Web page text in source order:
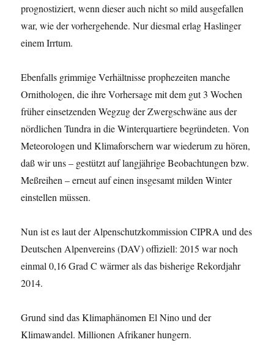
prognostiziert, wenn dieser auch nicht so mild ausgefallen
war, wie der vorhergehende. Nur diesmal erlag Haslinger
einem Irrtum.
Ebenfalls grimmige Verhältnisse prophezeiten manche
Ornithologen, die ihre Vorhersage mit dem gut 3 Wochen
früher einsetzenden Wegzug der Zwergschwäne aus der
nördlichen Tundra in die Winterquartiere begründeten. Von
Meteorologen und Klimaforschern war wiederum zu hören,
daß wir uns – gestützt auf langjährige Beobachtungen bzw.
Meßreihen – erneut auf einen insgesamt milden Winter
einstellen müssen.
Nun ist es laut der Alpenschutzkommission CIPRA und des
Deutschen Alpenvereins (DAV) offiziell: 2015 war noch
einmal 0,16 Grad C wärmer als das bisherige Rekordjahr
2014.
Grund sind das Klimaphänomen El Nino und der
Klimawandel. Millionen Afrikaner hungern.